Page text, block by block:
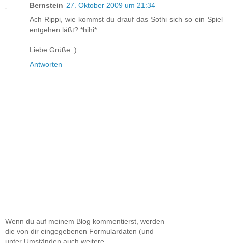
Bernstein 27. Oktober 2009 um 21:34
Ach Rippi, wie kommst du drauf das Sothi sich so ein Spiel
entgehen läßt? *hihi*
Liebe Grüße :)
Antworten
Wenn du auf meinem Blog kommentierst, werden
die von dir eingegebenen Formulardaten (und
unter Umständen auch weitere